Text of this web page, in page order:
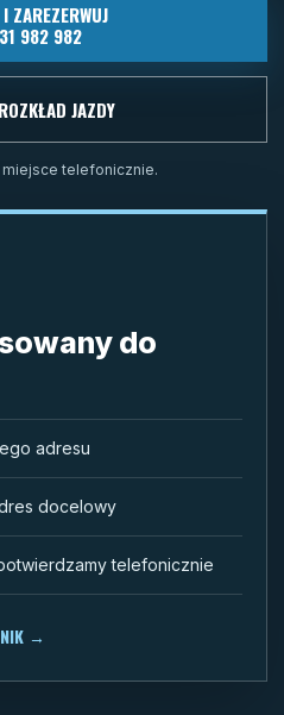
ZAREZERWUJ
982 982
JAZDY
telefonicznie.
do
adresu
docelowy
telefonicznie
→